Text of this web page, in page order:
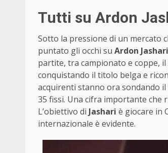
Tutti su Ardon
Sotto la pressione di un mercato
puntato gli occhi su Ardon Jashari
partite, tra campionato e coppe,
conquistando il titolo belga e
acquirenti stanno ora sondando
35 fissi. Una cifra importante che
L’obiettivo di Jashari è giocare in
internazionale è evidente.